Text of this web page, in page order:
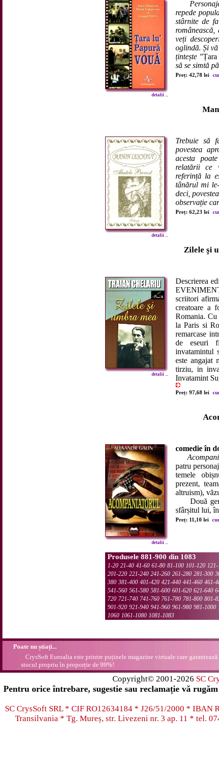
detalii ...
repede
stârnite de
veți
oglindă. Și
țintește "
să se simtă
Preț: 42,78 lei
detalii ...
Trebuie să
povestea
acesta
relatării ce
referință la
tânărul mi
deci,
observație
Preț: 62,23 lei
Zilele şi
detalii ...
Descrierea
scriitori
creatoare a
Romania.
la Paris si
remarcase
de eseuri
invatamintul
este angajat
tirziu, in
Invatamint
Preț: 97,68 lei
detalii ...
comedie în
patru
temele
prezent,
altruism),
Două
sfârșitul lui,
Preț: 11,10 lei
Produsele 881-900 din 1083
1-20 21-40 41-60 61-80 81-100 101-120
201-220 221-240 241-260 261-280 281-300
380 381-400 401-420 421-440 441-460 461-
541-560 561-580 581-600 601-620 621-640
720 721-740 741-760 761-780 781-800 801-
901-920 921-940 941-960 961-980 981-1000
1060 1061-1080 1081-1083
Poate nu știați...
CrysSoft Euroalia este printre puținele magazine virtuale care
stocul propriu în proporție de 99%!
Copyright© 2001-2026 SC
Pentru orice întrebare, sugestie sau reclamație vă
SC CrysSoft SRL * CIF RO12634184 * J26/51/2000 * IBAN
Transilvania * Tg. Mureș, str. Livezeni nr. 3 ap. 11 * tel.